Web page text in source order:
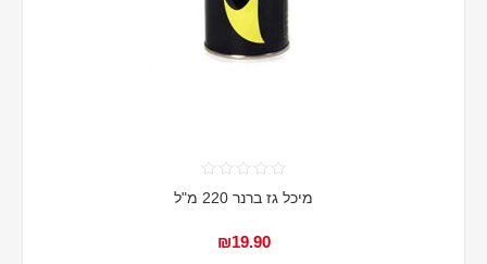
מיכל גז ברנר 220 מ"ל
₪19.90